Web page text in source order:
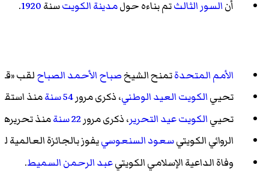
أنالسور الثالثتم بناءه حولمدينة الكويتسنة1920
.
الأمم المتحدةتمنح الشيخصباح الأحمد الصباحلقب
تحييالكويتالعيد الوطني، ذكرى مرور54 سنة
منذ
تحييالكويتعيد التحرير، ذكرى مرور 22 سنة
منذ تحريرها في
الروائي الكويتيسعود السنعوسييفوز بالجائزة العالمية
وفاة الداعية الإسلامي الكويتيعبد الرحمن السميط.